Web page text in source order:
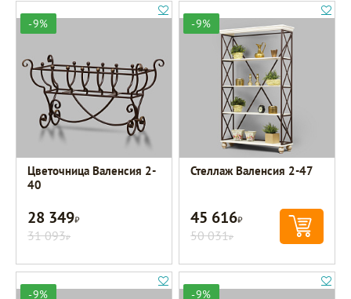
-9%
Цветочница Валенсия 2-
40
28 349Р
31 093Р
-9%
Стеллаж Валенсия 2-47
45 616Р
50 031Р
-9% -9%